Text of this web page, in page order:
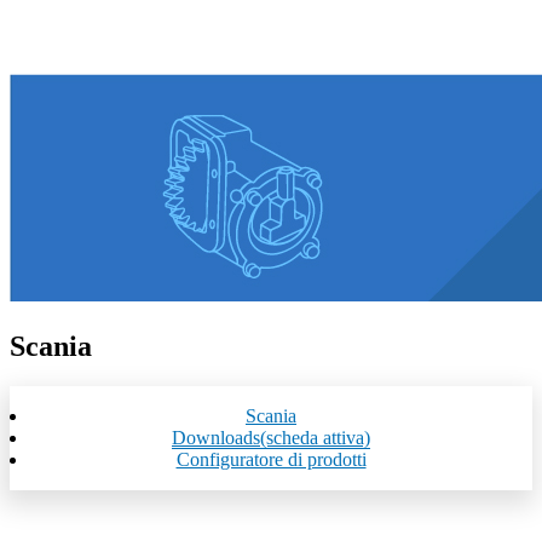
Scania
Scania
Downloads(scheda attiva)
Configuratore di prodotti